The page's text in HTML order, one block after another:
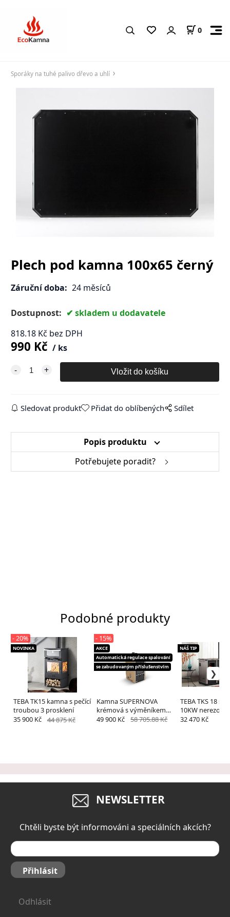
0
Sporáky na tuhé palivo dřevo a uhlí
Plech pod kamna 100x65 černý
Záruční doba: 24 měsíců
Dostupnost:
skladem u dodavatele
818.18Kč bez DPH
990 Kč ks
Sledovat produkt Přidat do oblíbených Sdílet
Popis produktu
Potřebujete poradit?
Podobné produkty
TEBA TK15 kamna s pečící
troubou 3 prosklení
NOVINKA
- 20%
35 900 Kč 44 875 Kč
Kamna SUPERNOVA
krémová s výměníkem
15-34KW+příslušenství
AKCE
Automatická regulace spalování
se zabudovaným příslušenstvím
- 15%
49 900 Kč 58 705.88 Kč
TEBA TKS 18 s
10KW nerezové
provedení
NÁŠ TIP
32 470 Kč
NEWSLETTER
Chtěli byste být informováni a speciálních akcích?
Přihlásit
Odhlásit